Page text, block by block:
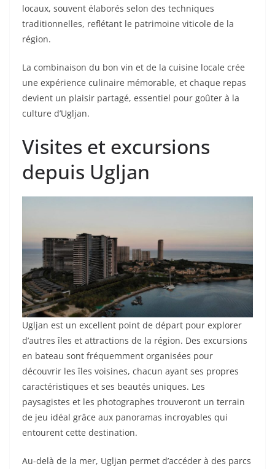
locaux, souvent élaborés selon des techniques
traditionnelles, reflétant le patrimoine viticole de la
région.
La combinaison du bon vin et de la cuisine locale crée
une expérience culinaire mémorable, et chaque repas
devient un plaisir partagé, essentiel pour goûter à la
culture d’Ugljan.
Visites et excursions
depuis Ugljan
Ugljan est un excellent point de départ pour explorer
d’autres îles et attractions de la région. Des excursions
en bateau sont fréquemment organisées pour
découvrir les îles voisines, chacun ayant ses propres
caractéristiques et ses beautés uniques. Les
paysagistes et les photographes trouveront un terrain
de jeu idéal grâce aux panoramas incroyables qui
entourent cette destination.
Au-delà de la mer, Ugljan permet d’accéder à des parcs